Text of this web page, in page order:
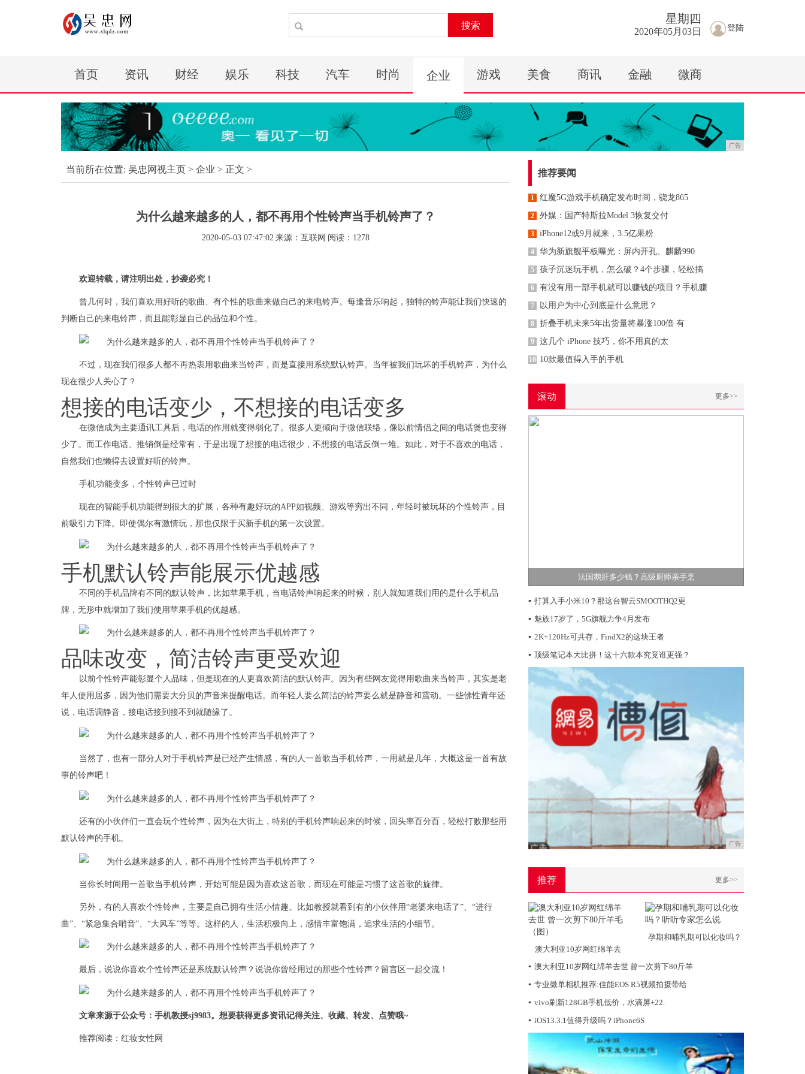
搜索 登陆
星期 四
2020年05月03日
首页 资讯 财经 娱乐 科技 汽车 时尚 企业 游戏 美食 商讯 金融 微商
广告
当前所在位置: 吴忠网视主页 > 企业 > 正文 >
为什么越来越多的人，都不再用个性铃声当手机铃声了？
2020-05-03 07:47:02 来源：互联网 阅读：1278
欢迎转载，请注明出处，抄袭必究！
曾几何时，我们喜欢用好听的歌曲、有个性的歌曲来做自己的来电铃声。每逢音乐响起，独特的铃声能让我们快速的
判断自己的来电铃声，而且能彰显自己的品位和个性。
不过，现在我们很多人都不再热衷用歌曲来当铃声，而是直接用系统默认铃声。当年被我们玩坏的手机铃声，为什么
现在很少人关心了？
想接的电话变少，不想接的电话变多
在微信成为主要通讯工具后，电话的作用就变得弱化了。很多人更倾向于微信联络，像以前情侣之间的电话煲也变得
少了。而工作电话、推销倒是经常有，于是出现了想接的电话很少，不想接的电话反倒一堆。如此，对于不喜欢的电话，
自然我们也懒得去设置好听的铃声。
手机功能变多，个性铃声已过时
现在的智能手机功能得到很大的扩展，各种有趣好玩的APP如视频、游戏等穷出不同，年轻时被玩坏的个性铃声，目
前吸引力下降。即使偶尔有激情玩，那也仅限于买新手机的第一次设置。
手机默认铃声能展示优越感
不同的手机品牌有不同的默认铃声，比如苹果手机，当电话铃声响起来的时候，别人就知道我们用的是什么手机品
牌，无形中就增加了我们使用苹果手机的优越感。
品味改变，简洁铃声更受欢迎
以前个性铃声能彰显个人品味，但是现在的人更喜欢简洁的默认铃声。因为有些网友觉得用歌曲来当铃声，其实是老
年人使用居多，因为他们需要大分贝的声音来提醒电话。而年轻人要么简洁的铃声要么就是静音和震动。一些佛性青年还
说，电话调静音，接电话接到接不到就随缘了。
当然了，也有一部分人对于手机铃声是已经产生情感，有的人一首歌当手机铃声，一用就是几年，大概这是一首有故
事的铃声吧！
还有的小伙伴们一直会玩个性铃声，因为在大街上，特别的手机铃声响起来的时候，回头率百分百，轻松打败那些用
默认铃声的手机。
当你长时间用一首歌当手机铃声，开始可能是因为喜欢这首歌，而现在可能是习惯了这首歌的旋律。
另外，有的人喜欢个性铃声，主要是自己拥有生活小情趣。比如教授就看到有的小伙伴用“老婆来电话了”、“进行
曲”、“紧急集合哨音”、“大风车”等等。这样的人，生活积极向上，感情丰富饱满，追求生活的小细节。
最后，说说你喜欢个性铃声还是系统默认铃声？说说你曾经用过的那些个性铃声？留言区一起交流！
文章来源于公众号：手机教授sj9983。想要获得更多资讯记得关注、收藏、转发、点赞哦~
推荐阅读： 红妆女性网
推荐要闻
1 红魔5G游戏手机确定发布时间，骁龙865
2 外媒：国产特斯拉Model 3恢复交付
3 iPhone12或9月就来，3.5亿果粉
4 华为新旗舰平板曝光：屏内开孔、麒麟990
5 孩子沉迷玩手机，怎么破？4个步骤，轻松搞
6 有没有用一部手机就可以赚钱的项目？手机赚
7 以用户为中心到底是什么意思？
8 折叠手机未来5年出货量将暴涨100倍 有
9 这几个 iPhone 技巧，你不用真的太
10 10款最值得入手的手机
滚动 更多>>
法国鹅肝多少钱？高级厨师亲手烹
▪ 打算入手小米10？那这台智云SMOOTHQ2更
▪ 魅族17岁了，5G旗舰力争4月发布
▪ 2K+120Hz可共存，FindX2的这块王者
▪ 顶级笔记本大比拼！这十六款本究竟谁更强？
广告
推荐 更多>>
澳大利亚10岁网红绵羊去
孕期和哺乳期可以化妆吗？
▪ 澳大利亚10岁网红绵羊去世 曾一次剪下80斤羊
▪ 专业微单相机推荐:佳能EOS R5视频拍摄带给
▪ vivo刷新128GB手机低价，水滴屏+22.
▪ iOS13.3.1值得升级吗？iPhone6S